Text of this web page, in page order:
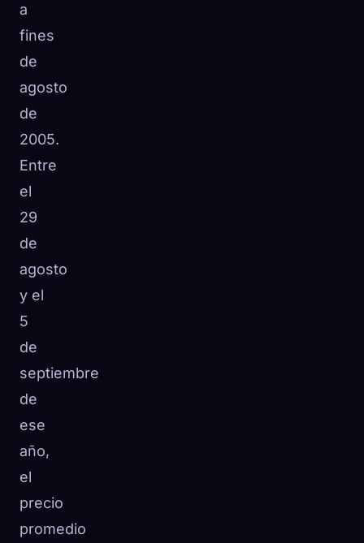
a
fines
de
agosto
de
2005.
Entre
el
29
de
agosto
y el
5
de
septiembre
de
ese
año,
el
precio
promedio